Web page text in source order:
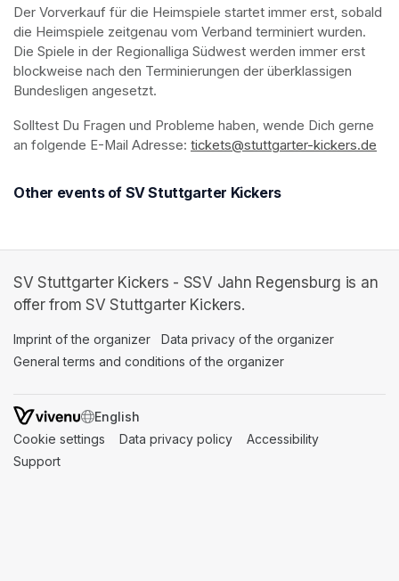
Der Vorverkauf für die Heimspiele startet immer erst, sobald
die Heimspiele zeitgenau vom Verband terminiert wurden.
Die Spiele in der Regionalliga Südwest werden immer erst
blockweise nach den Terminierungen der überklassigen
Bundesligen angesetzt.
Solltest Du Fragen und Probleme haben, wende Dich gerne
an folgende E-Mail Adresse: tickets@stuttgarter-kickers.de
Other events of SV Stuttgarter Kickers
SV Stuttgarter Kickers - SSV Jahn Regensburg is an
offer from SV Stuttgarter Kickers.
Imprint of the organizer (opens in a new tab)
Data privacy of the organizer
General terms and conditions of the organizer
SWITCH LANGUAGE
Cookie settings (opens in a new tab)
Data privacy policy (opens in a new tab)
Accessibility
Support